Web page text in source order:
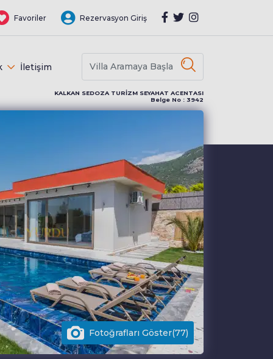
Favoriler Rezervasyon Giriş
İletişim
KALKAN SEDOZA TURİZM SEYAHAT ACENTASI
Belge No : 3942
Fotoğrafları Göster(77)